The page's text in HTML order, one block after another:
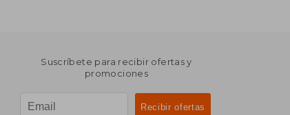
Suscríbete para recibir ofertas y
promociones